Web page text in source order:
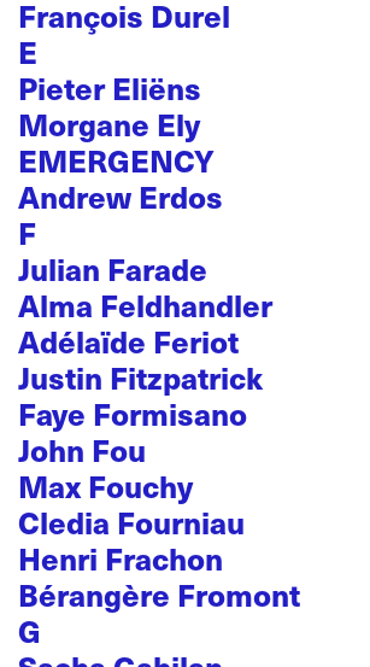
François Durel
E
Pieter Eliëns
Morgane Ely
EMERGENCY
Andrew Erdos
F
Julian Farade
Alma Feldhandler
Adélaïde Feriot
Justin Fitzpatrick
Faye Formisano
John Fou
Max Fouchy
Cledia Fourniau
Henri Frachon
Bérangère Fromont
G